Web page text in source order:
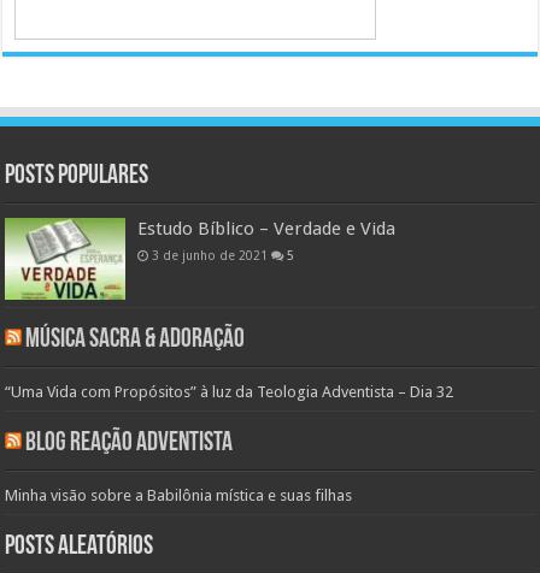
Posts populares
Estudo Bíblico – Verdade e Vida
3 de junho de 2021 5
Música Sacra & Adoração
“Uma Vida com Propósitos” à luz da Teologia Adventista – Dia 32
Blog Reação Adventista
Minha visão sobre a Babilônia mística e suas filhas
Posts aleatórios